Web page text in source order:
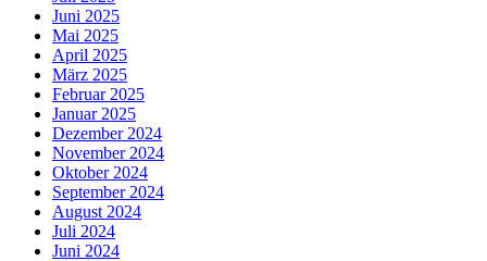
Juni 2025
Mai 2025
April 2025
März 2025
Februar 2025
Januar 2025
Dezember 2024
November 2024
Oktober 2024
September 2024
August 2024
Juli 2024
Juni 2024